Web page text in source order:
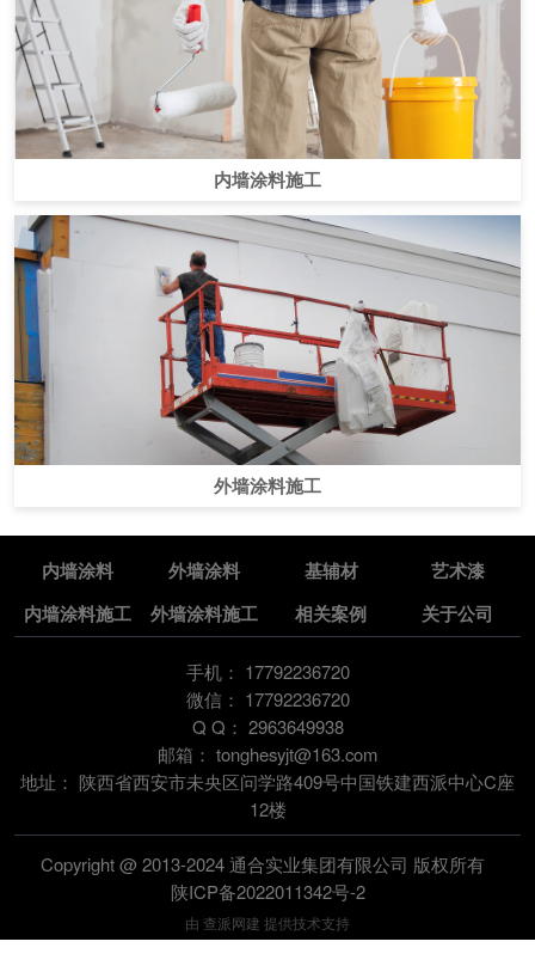
内墙涂料施工
外墙涂料施工
内墙涂料 外墙涂料 基辅材
艺术漆
内墙涂料施工
外墙涂料施工 相关案例 关于公司
手机： 17792236720
微信： 17792236720
Q Q： 2963649938
邮箱： tonghesyjt@163.com
地址： 陕西省西安市未央区问学路409号中国铁建西派中心C座
12楼
Copyright @ 2013-2024 通合实业集团有限公司 版权所有
陕ICP备2022011342号-2
由 查派网建 提供技术支持